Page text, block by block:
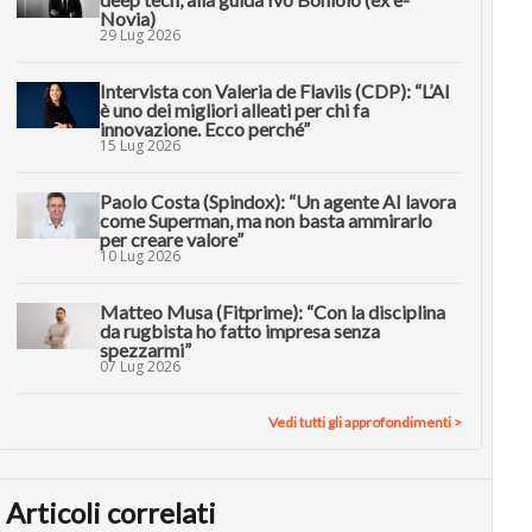
Novia)
29 Lug 2026
Intervista con Valeria de Flaviis (CDP): “L’AI
è uno dei migliori alleati per chi fa
innovazione. Ecco perché”
15 Lug 2026
Paolo Costa (Spindox): “Un agente AI lavora
come Superman, ma non basta ammirarlo
per creare valore”
10 Lug 2026
Matteo Musa (Fitprime): “Con la disciplina
da rugbista ho fatto impresa senza
spezzarmi”
07 Lug 2026
Vedi tutti gli approfondimenti >
Articoli correlati